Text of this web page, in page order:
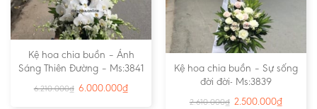
Kệ hoa chia buồn – Ánh
Sáng Thiên Đường – Ms:3841
6.210.000₫ 6.000.000₫
Kệ hoa chia buồn – Sự sống
đời đời- Ms:3839
2.610.000₫ 2.500.000₫